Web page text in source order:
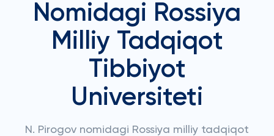
Nomidagi Rossiya
Milliy Tadqiqot
Tibbiyot
Universiteti
N. Pirogov nomidagi Rossiya milliy tadqiqot